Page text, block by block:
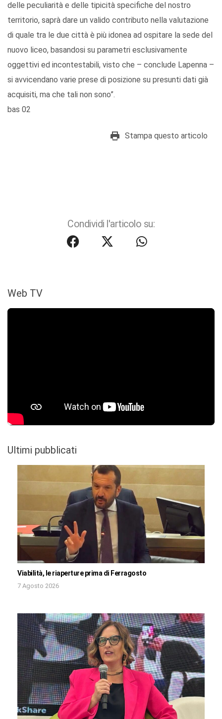
delle peculiarità e delle tipicità specifiche del nostro
territorio, saprà dare un valido contributo nella valutazione
di quale tra le due città è più idonea ad ospitare la sede del
nuovo liceo, basandosi su parametri esclusivamente
oggettivi ed incontestabili, visto che – conclude Lapenna –
si avvicendano varie prese di posizione su presunti dati già
acquisiti, ma che tali non sono”.
bas 02
Stampa questo articolo
Condividi l'articolo su:
Web TV
Ultimi pubblicati
Viabilità, le riaperture prima di Ferragosto
7 Agosto 2026